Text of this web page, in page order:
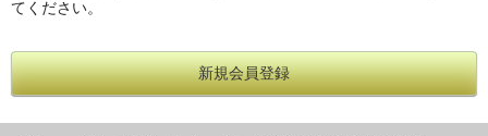
てください。
新規会員登録